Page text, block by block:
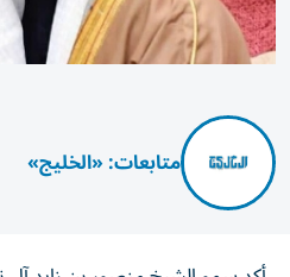
متابعات: «الخليج»